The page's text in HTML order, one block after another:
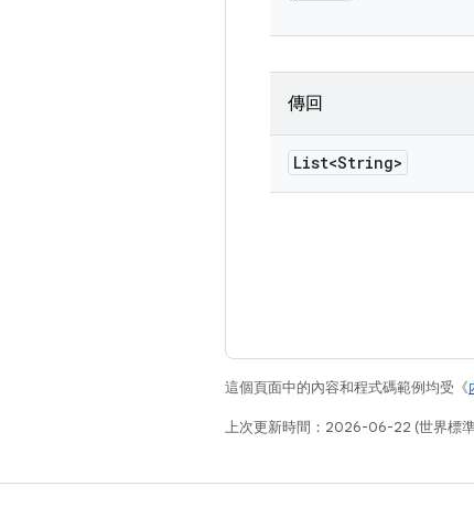
傳回
List<String>
這個頁面中的內容和程式碼範例均受《
上次更新時間：2026-06-22 (世界標準